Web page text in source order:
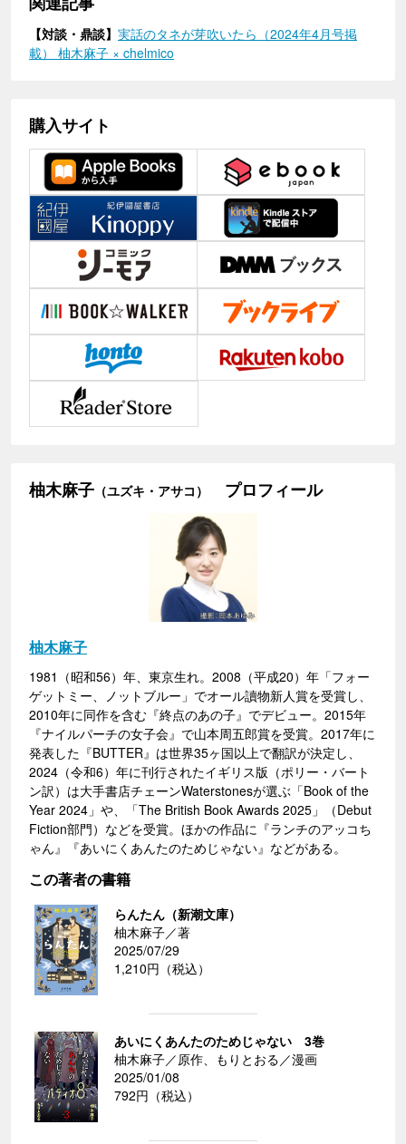
【対談・鼎談】 実話のタネが芽吹いたら（2024年4月号掲
載） 柚木麻子 × chelmico
購入サイト
柚木麻子 （ユズキ・アサコ） プロフィール
柚木麻子
1981（昭和56）年、東京生れ。2008（平成20）年「フォー
ゲットミー、ノットブルー」でオール讀物新人賞を受賞し、
2010年に同作を含む『終点のあの子』でデビュー。2015年
『ナイルパーチの女子会』で山本周五郎賞を受賞。2017年に
発表した『BUTTER』は世界35ヶ国以上で翻訳が決定し、
2024（令和6）年に刊行されたイギリス版（ポリー・バート
ン訳）は大手書店チェーンWaterstonesが選ぶ「Book of the
Year 2024」や、「The British Book Awards 2025」（Debut
Fiction部門）などを受賞。ほかの作品に『ランチのアッコち
ゃん』『あいにくあんたのためじゃない』などがある。
この著者の書籍
らんたん（新潮文庫）
柚木麻子／著
2025/07/29
1,210円（税込）
あいにくあんたのためじゃない 3巻
柚木麻子／原作、もりとおる／漫画
2025/01/08
792円（税込）